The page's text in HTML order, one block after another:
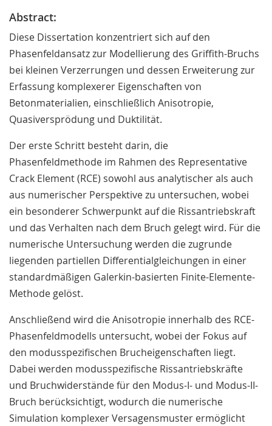
Abstract:
Diese Dissertation konzentriert sich auf den
Phasenfeldansatz zur Modellierung des Griffith-Bruchs
bei kleinen Verzerrungen und dessen Erweiterung zur
Erfassung komplexerer Eigenschaften von
Betonmaterialien, einschließlich Anisotropie,
Quasiversprödung und Duktilität.
Der erste Schritt besteht darin, die
Phasenfeldmethode im Rahmen des Representative
Crack Element (RCE) sowohl aus analytischer als auch
aus numerischer Perspektive zu untersuchen, wobei
ein besonderer Schwerpunkt auf die Rissantriebskraft
und das Verhalten nach dem Bruch gelegt wird. Für die
numerische Untersuchung werden die zugrunde
liegenden partiellen Differentialgleichungen in einer
standardmäßigen Galerkin-basierten Finite-Elemente-
Methode gelöst.
Anschließend wird die Anisotropie innerhalb des RCE-
Phasenfeldmodells untersucht, wobei der Fokus auf
den modusspezifischen Brucheigenschaften liegt.
Dabei werden modusspezifische Rissantriebskräfte
und Bruchwiderstände für den Modus-I- und Modus-II-
Bruch berücksichtigt, wodurch die numerische
Simulation komplexer Versagensmuster ermöglicht